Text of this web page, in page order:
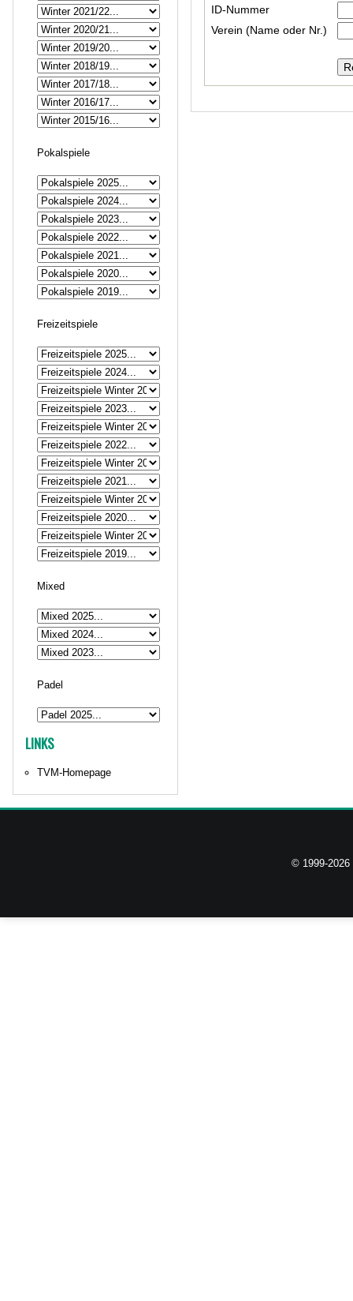
Pokalspiele
Freizeitspiele
Mixed
Padel
LINKS
TVM-Homepage
ID-Nummer
Verein (Name oder Nr.)
© 1999-2026